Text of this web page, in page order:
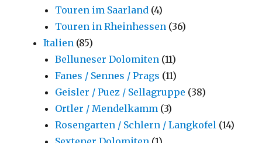
Touren im Saarland (4)
Touren in Rheinhessen (36)
Italien (85)
Belluneser Dolomiten (11)
Fanes / Sennes / Prags (11)
Geisler / Puez / Sellagruppe (38)
Ortler / Mendelkamm (3)
Rosengarten / Schlern / Langkofel (14)